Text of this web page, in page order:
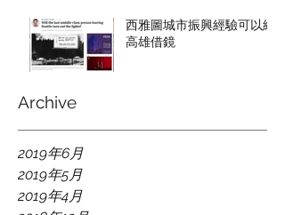
西雅圖城市振興經驗可以給
高雄借鏡
Archive
2019年6月
2019年5月
2019年4月